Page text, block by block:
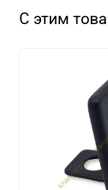
С этим